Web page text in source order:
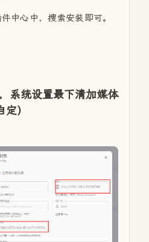
中心中，搜索安装即可。
系统设置最下清加媒体
）